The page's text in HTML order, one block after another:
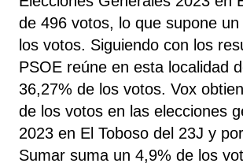
de 496 votos, lo que supone
los votos. Siguiendo con los
PSOE reúne en esta localidad
36,27% de los votos. Vox
de los votos en las elecciones
2023 en El Toboso del 23J y
Sumar suma un 4,9% de los